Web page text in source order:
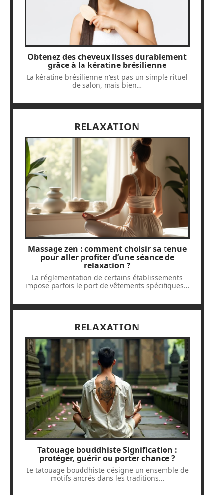
Obtenez des cheveux lisses durablement
grâce à la kératine brésilienne
La kératine brésilienne n'est pas un simple rituel
de salon, mais bien…
RELAXATION
Massage zen : comment choisir sa tenue
pour aller profiter d’une séance de
relaxation ?
La réglementation de certains établissements
impose parfois le port de vêtements spécifiques…
RELAXATION
Tatouage bouddhiste Signification :
protéger, guérir ou porter chance ?
Le tatouage bouddhiste désigne un ensemble de
motifs ancrés dans les traditions…